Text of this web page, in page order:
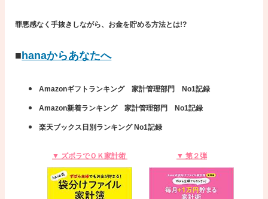
罪悪感なく手抜きしながら、お金を貯める方法とは!?
■ hanaからあなたへ
Amazonギフトランキング 家計管理部門 No1記録
Amazon新着ランキング 家計管理部門 No1記録
楽天ブックス日別ランキング No1記録
▼ ズボラでＯＫ家計術 ▼ 第２弾